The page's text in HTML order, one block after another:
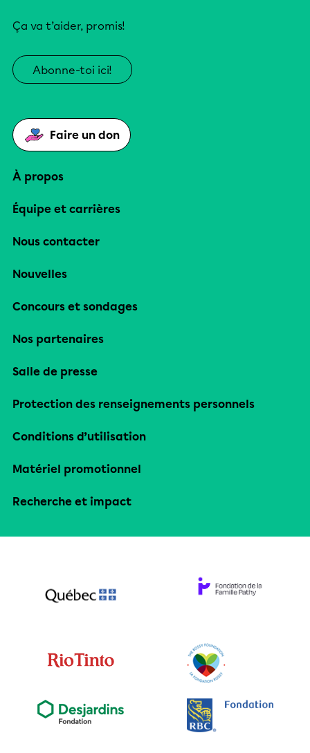
Ça va t’aider, promis!
Abonne-toi ici!
Faire un don
À propos
Équipe et carrières
Nous contacter
Nouvelles
Concours et sondages
Nos partenaires
Salle de presse
Protection des renseignements personnels
Conditions d’utilisation
Matériel promotionnel
Recherche et impact